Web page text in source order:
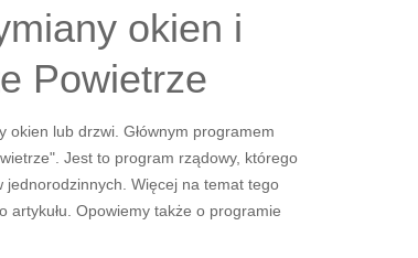
okien i
Powietrze
lub drzwi. Głównym programem
Jest to program rządowy, którego
Więcej na temat tego
Opowiemy także o programie